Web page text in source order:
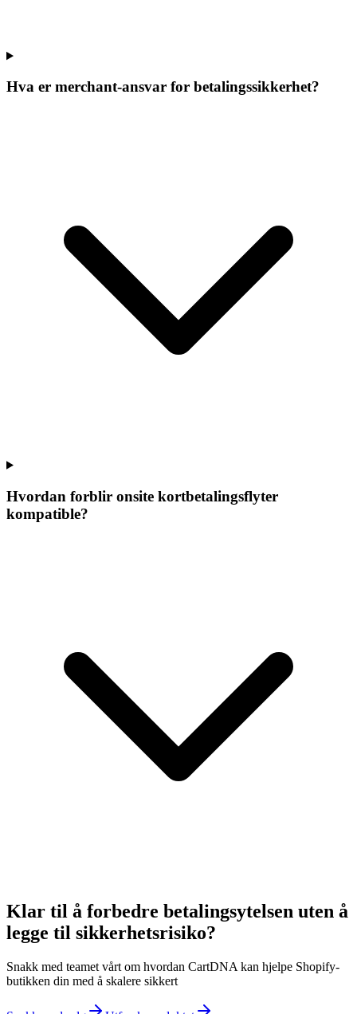
Hva er merchant-ansvar for betalingssikkerhet?
Hvordan forblir onsite kortbetalingsflyter
kompatible?
Klar til å forbedre betalingsytelsen uten å
legge til sikkerhetsrisiko?
Snakk med teamet vårt om hvordan CartDNA kan hjelpe Shopify-
butikken din med å skalere sikkert